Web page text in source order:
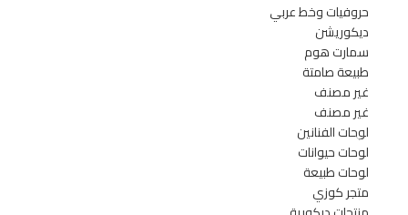
حروفيات وخط عربي
ديكوريشن
سمارت هوم
طبيعة صامتة
غير مصنف
غير مصنف
لوحات الفنانين
لوحات حيوانات
لوحات طبيعة
متجر كوزي